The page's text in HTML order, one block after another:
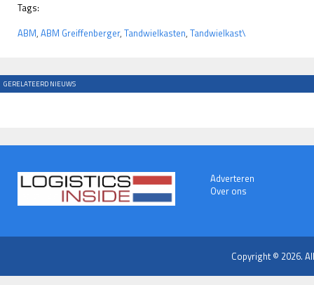
Tags:
ABM, ABM Greiffenberger, Tandwielkasten, Tandwielkast\
GERELATEERD NIEUWS
Adverteren
Over ons
Copyright © 2026.